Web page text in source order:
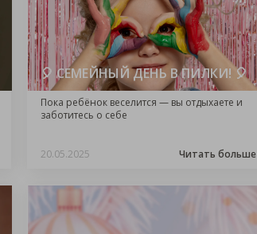
🎈 СЕМЕЙНЫЙ ДЕНЬ В ПИЛКИ! 🎈
Пока ребёнок веселится — вы отдыхаете и
заботитесь о себе
20.05.2025 Читать больше